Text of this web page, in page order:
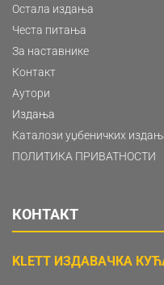
Остала издања
Честа питања
За наставнике
Контакт
Аутори
Издања
Каталози уџбеничких
ПОЛИТИКА ПРИВАТНОСТИ
КОНТАКТ
KLETT ИЗДАВАЧКА